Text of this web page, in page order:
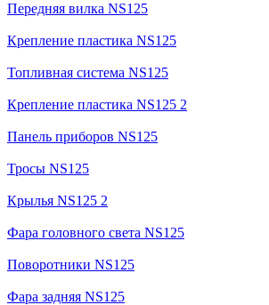
Передняя вилка NS125
Крепление пластика NS125
Топливная система NS125
Крепление пластика NS125 2
Панель приборов NS125
Тросы NS125
Крылья NS125 2
Фара головного света NS125
Поворотники NS125
Фара задняя NS125